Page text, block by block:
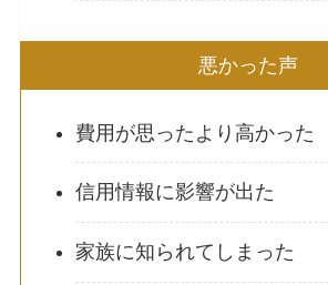
悪かった声
費用が思ったより高かった
信用情報に影響が出た
家族に知られてしまった